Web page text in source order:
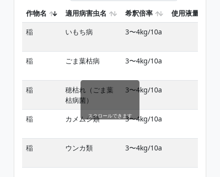
作物名 適用病害虫名 希釈倍率 使用液量
稲
いもち病 3〜4kg/10a
稲
ごま葉枯病 3〜4kg/10a
稲
穂枯れ（ごま葉
枯病菌）
3〜4kg/10a
稲
カメムシ類 3〜4kg/10a
稲
ウンカ類 3〜4kg/10a
スクロールできます